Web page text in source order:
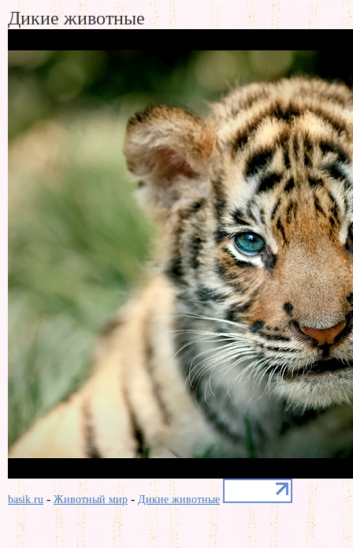
Дикие животные
basik.ru -Животный мир - Дикие животные